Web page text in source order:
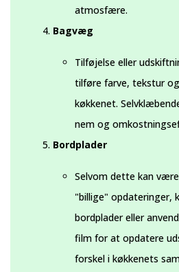
atmosfære.
Bagvæg
Tilføjelse eller
tilføre farve, tekstur
køkkenet.
nem og
Bordplader
Selvom dette kan
"billige" opdateringer,
bordplader eller
film for at opdatere
forskel i køkkenets